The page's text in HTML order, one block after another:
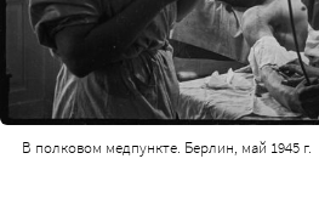
В полковом медпункте. Берлин, май 1945 г.